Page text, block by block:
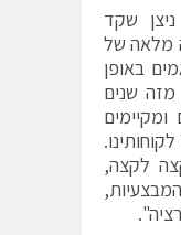
שקד
מלאה של
באופן
מזה שנים
לקצה,